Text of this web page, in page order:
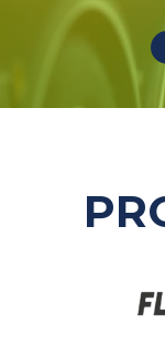
TROCA DE